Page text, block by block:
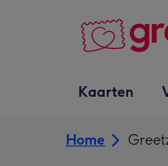
Vervolgkeuzelijst
Kaarten openen
Kaarten
Home